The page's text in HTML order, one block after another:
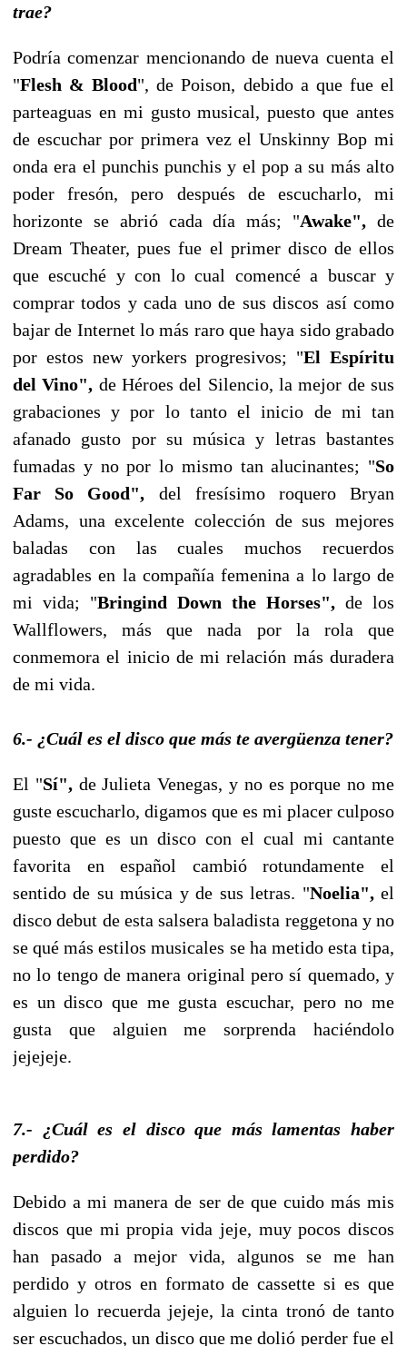
trae?
Podría comenzar mencionando de nueva cuenta el
"Flesh & Blood", de Poison, debido a que fue el
parteaguas en mi gusto musical, puesto que antes
de escuchar por primera vez el Unskinny Bop mi
onda era el punchis punchis y el pop a su más alto
poder fresón, pero después de escucharlo, mi
horizonte se abrió cada día más; "Awake", de
Dream Theater, pues fue el primer disco de ellos
que escuché y con lo cual comencé a buscar y
comprar todos y cada uno de sus discos así como
bajar de Internet lo más raro que haya sido grabado
por estos new yorkers progresivos; "El Espíritu
del Vino", de Héroes del Silencio, la mejor de sus
grabaciones y por lo tanto el inicio de mi tan
afanado gusto por su música y letras bastantes
fumadas y no por lo mismo tan alucinantes; "So
Far So Good", del fresísimo roquero Bryan
Adams, una excelente colección de sus mejores
baladas con las cuales muchos recuerdos
agradables en la compañía femenina a lo largo de
mi vida; "Bringind Down the Horses", de los
Wallflowers, más que nada por la rola que
conmemora el inicio de mi relación más duradera
de mi vida.
6.- ¿Cuál es el disco que más te avergüenza tener?
El "Sí",de Julieta Venegas, y no es porque no me
guste escucharlo, digamos que es mi placer culposo
puesto que es un disco con el cual mi cantante
favorita en español cambió rotundamente el
sentido de su música y de sus letras. "Noelia",el
disco debut de esta salsera baladista reggetona y no
se qué más estilos musicales se ha metido esta tipa,
no lo tengo de manera original pero sí quemado, y
es un disco que me gusta escuchar, pero no me
gusta que alguien me sorprenda haciéndolo
jejejeje.
7.- ¿Cuál es el disco que más lamentas haber
perdido?
Debido a mi manera de ser de que cuido más mis
discos que mi propia vida jeje, muy pocos discos
han pasado a mejor vida, algunos se me han
perdido y otros en formato de cassette si es que
alguien lo recuerda jejeje, la cinta tronó de tanto
ser escuchados, un disco que me dolió perder fue el